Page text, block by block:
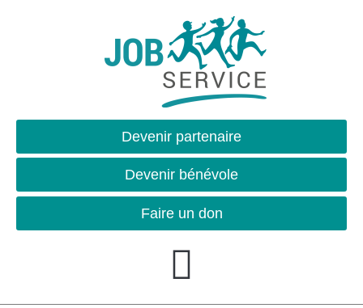
Devenir partenaire
Devenir bénévole
Faire un don